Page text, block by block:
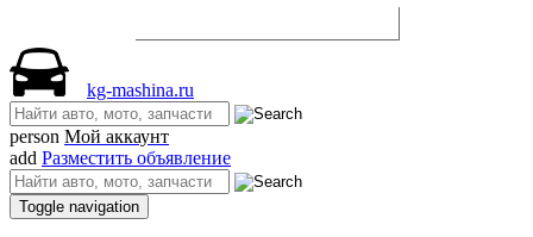
kg-mashina.ru
person Мой аккаунт
add Разместить объявление
Toggle navigation